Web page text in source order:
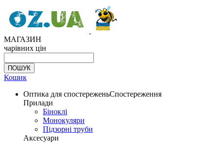
МАГАЗИН
чарівних цін
Кошик
Оптика для спостереженьСпостереження
Прилади
Біноклі
Монокуляри
Підзорні труби
Аксесуари